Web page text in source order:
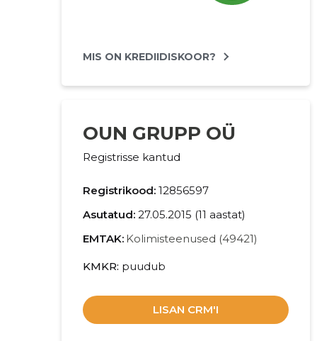
MIS ON KREDIIDISKOOR?
OUN GRUPP OÜ
Registrisse kantud
Registrikood: 12856597
Asutatud: 27.05.2015 (11 aastat)
EMTAK: Kolimisteenused (49421)
KMKR puudub
LISAN CRM'I